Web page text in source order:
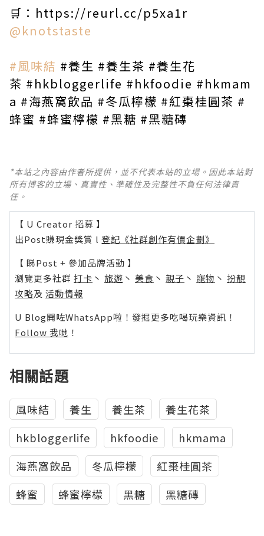
🛒： https://reurl.cc/p5xa1r
@knotstaste
#風味結 #養生 #養生茶 #養生花
茶 #hkbloggerlife #hkfoodie #hkmam
a #海燕窩飲品 #冬瓜檸檬 #紅棗桂圓茶 #
蜂蜜 #蜂蜜檸檬 #黑糖 #黑糖磚
*本站之內容由作者所提供，並不代表本站的立場。因此本站對
所有博客的立場、真實性、準確性及完整性不負任何法律責
任。
【 U Creator 招募 】
出Post賺現金獎賞 l 登記《社群創作有價企劃》
【 睇Post + 參加品牌活動 】
瀏覽更多社群 打卡 丶 旅遊 丶 美食 丶 親子 丶 寵物 丶 扮靚
攻略及 活動情報
U Blog開咗WhatsApp啦！發掘更多吃喝玩樂資訊！
Follow 我哋 ！
相關話題
風味結 養生 養生茶
養生花茶
hkbloggerlife
hkfoodie
hkmama
海燕窩飲品
冬瓜檸檬
紅棗桂圓茶
蜂蜜
蜂蜜檸檬 黑糖 黑糖磚